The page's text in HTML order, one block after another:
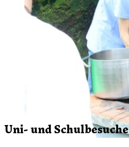
Uni- und Schulbesuche